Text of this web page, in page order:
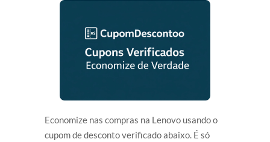
Economize nas compras na Lenovo usando o
cupom de desconto verificado abaixo. É só